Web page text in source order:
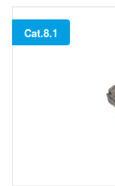
Cat.8.1